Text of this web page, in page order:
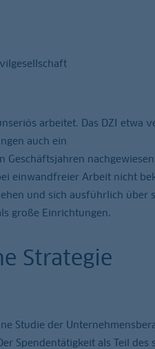
arbeitet. Das DZI etwa
auch ein
Geschäftsjahren
einwandfreier Arbeit nicht
und sich ausführlich über
große Einrichtungen.
Strategie
Studie der
Spendentätigkeit als Teil des